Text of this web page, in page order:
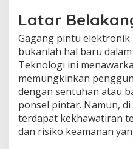
Latar
Gagang pintu elektronik
bukanlah hal baru
Teknologi ini
memungkinkan
dengan sentuhan atau
ponsel pintar. Namun,
terdapat kekhawatiran
dan risiko keamanan